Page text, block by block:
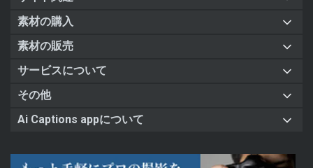
素材の購入
素材の販売
サービスについて
その他
Ai Captions appについて